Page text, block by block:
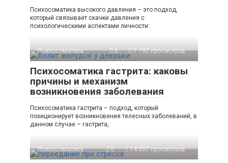
Психосоматика высокого давления – это подход,
который связывает скачки давления с
психологическими аспектами личности:
Психосоматика 0 7 792 просмотров
Психосоматика гастрита: каковы
причины и механизм
возникновения заболевания
Психосоматика гастрита – подход, который
позиционирует возникновения телесных заболеваний, в
данном случае – гастрита,
Психосоматика 0 14 007 просмотров